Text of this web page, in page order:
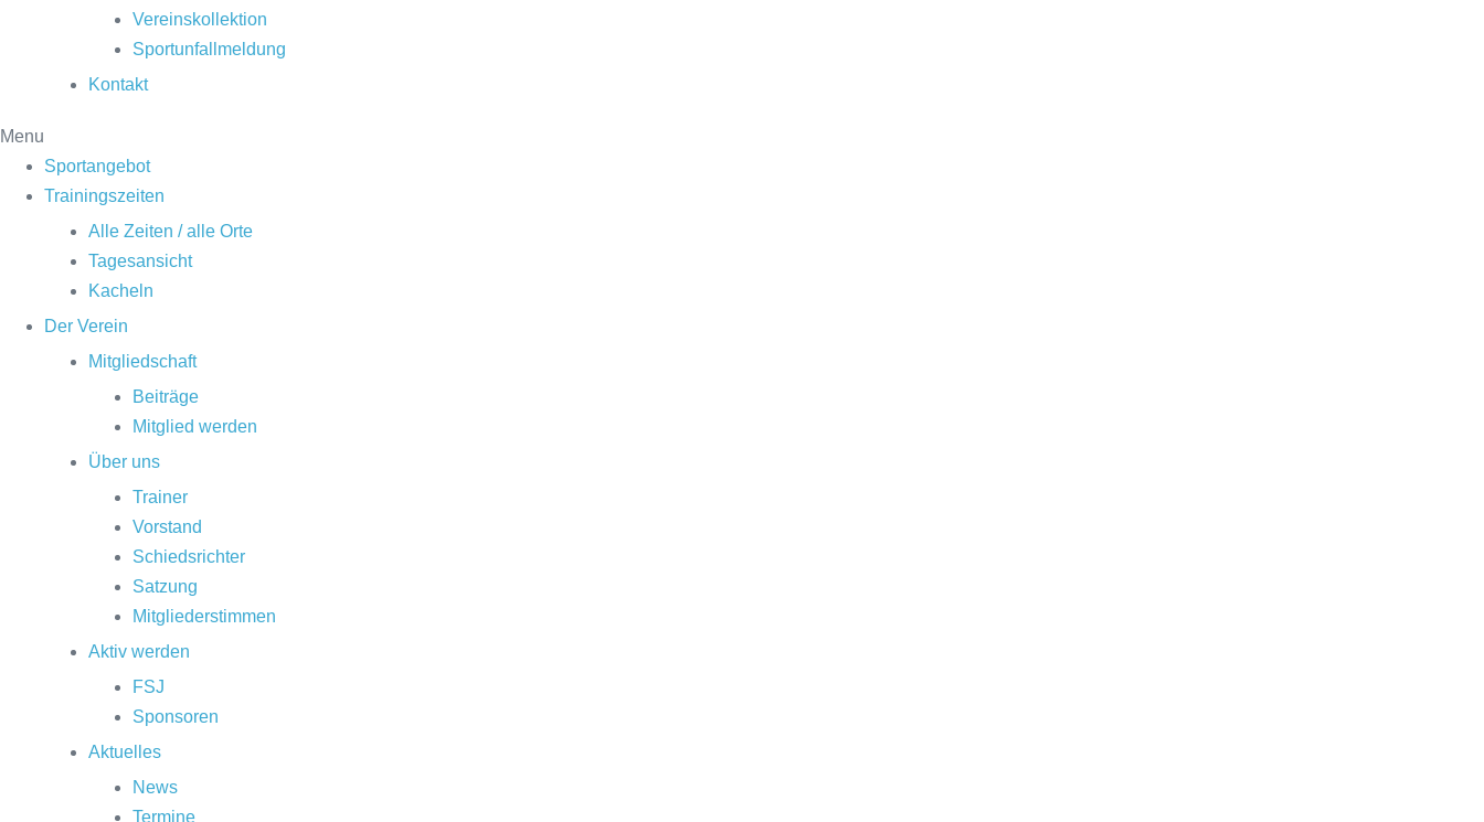
Vereinskollektion
Sportunfallmeldung
Kontakt
Menu
Sportangebot
Trainingszeiten
Alle Zeiten / alle Orte
Tagesansicht
Kacheln
Der Verein
Mitgliedschaft
Beiträge
Mitglied werden
Über uns
Trainer
Vorstand
Schiedsrichter
Satzung
Mitgliederstimmen
Aktiv werden
FSJ
Sponsoren
Aktuelles
News
Termine